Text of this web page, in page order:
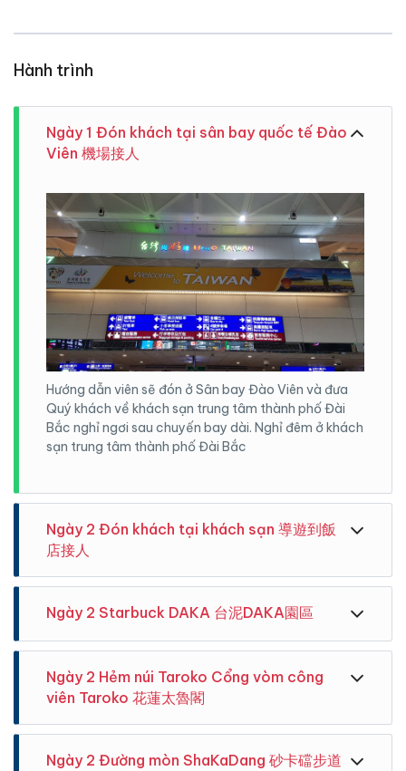
Hành trình
Ngày 1 Đón khách tại sân bay quốc tế Đào
Viên 機場接人
Hướng dẫn viên sẽ đón ở Sân bay Đào Viên và đưa
Quý khách về khách sạn trung tâm thành phố Đài
Bắc nghỉ ngơi sau chuyến bay dài. Nghỉ đêm ở khách
sạn trung tâm thành phố Đài Bắc
Ngày 2 Đón khách tại khách sạn 導遊到飯
店接人
Ngày 2 Starbuck DAKA 台泥DAKA園區
Ngày 2 Hẻm núi Taroko Cổng vòm công
viên Taroko 花蓮太魯閣
Ngày 2 Đường mòn ShaKaDang 砂卡礑步道